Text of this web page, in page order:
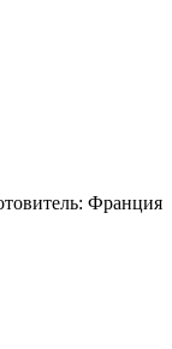
Франция